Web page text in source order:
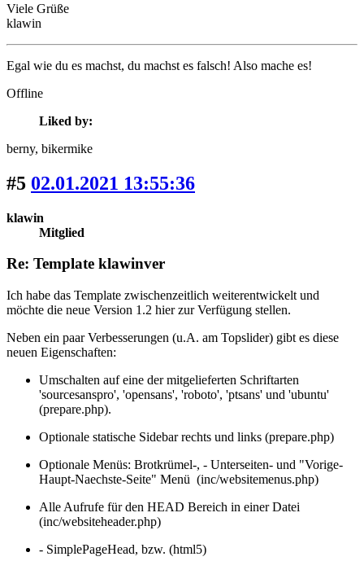
Viele Grüße
klawin
Egal wie du es machst, du machst es falsch! Also mache es!
Offline
Liked by:
berny, bikermike
#5 02.01.2021 13:55:36
klawin
Mitglied
Re: Template klawinver
Ich habe das Template zwischenzeitlich weiterentwickelt und
möchte die neue Version 1.2 hier zur Verfügung stellen.
Neben ein paar Verbesserungen (u.A. am Topslider) gibt es diese
neuen Eigenschaften:
Umschalten auf eine der mitgelieferten Schriftarten
'sourcesanspro', 'opensans', 'roboto', 'ptsans' und 'ubuntu'
(prepare.php).
Optionale statische Sidebar rechts und links (prepare.php)
Optionale Menüs: Brotkrümel-, - Unterseiten- und "Vorige-
Haupt-Naechste-Seite" Menü (inc/websitemenus.php)
Alle Aufrufe für den HEAD Bereich in einer Datei
(inc/websiteheader.php)
- SimplePageHead, bzw. (html5)